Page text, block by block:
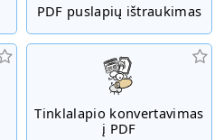
PDF puslapių ištraukimas
Tinklalapio konvertavimas
į PDF